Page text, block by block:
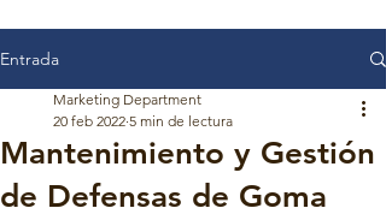
Entrada
Mantenimiento y Gestión
de Defensas de Goma
Marketing Department
20 feb 2022 5 min de lectura